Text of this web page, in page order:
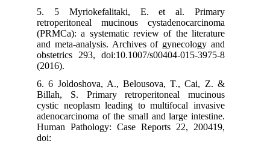
5. 5 Myriokefalitaki, E. et al. Primary
retroperitoneal mucinous cystadenocarcinoma
(PRMCa): a systematic review of the literature
and meta-analysis. Archives of gynecology and
obstetrics 293, doi:10.1007/s00404-015-3975-8
(2016).
6. 6 Joldoshova, A., Belousova, T., Cai, Z. &
Billah, S. Primary retroperitoneal mucinous
cystic neoplasm leading to multifocal invasive
adenocarcinoma of the small and large intestine.
Human Pathology: Case Reports 22, 200419,
doi: